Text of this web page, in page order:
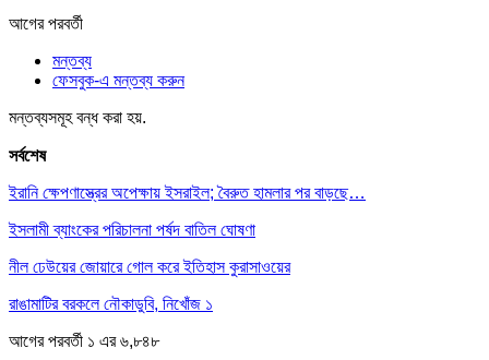
আগেরপরবর্তী
মন্তব্য
ফেসবুক-এ মন্তব্য করুন
মন্তব্যসমূহ বন্ধ করা হয়.
সর্বশেষ
ইরানি ক্ষেপণাস্ত্রের অপেক্ষায় ইসরাইল; বৈরুত হামলার পর বাড়ছে…
ইসলামী ব্যাংকের পরিচালনা পর্ষদ বাতিল ঘোষণা
নীল ঢেউয়ের জোয়ারে গোল করে ইতিহাস কুরাসাওয়ের
রাঙামাটির বরকলে নৌকাডুবি, নিখোঁজ ১
আগেরপরবর্তী ১ এর ৬,৮৪৮